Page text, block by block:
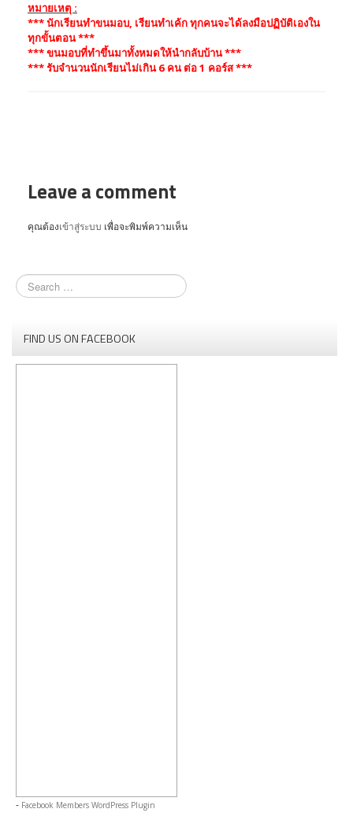
หมายเหตุ :
*** นักเรียนทำขนมอบ, เรียนทำเค้ก ทุกคนจะได้ลงมือปฏิบัติเองใน
ทุกขั้นตอน ***
*** ขนมอบที่ทำขึ้นมาทั้งหมดให้นำกลับบ้าน ***
*** รับจำนวนนักเรียนไม่เกิน 6 คน ต่อ 1 คอร์ส ***
Leave a comment
คุณต้องเข้าสู่ระบบ เพื่อจะพิมพ์ความเห็น
FIND US ON FACEBOOK
- Facebook Members WordPress Plugin